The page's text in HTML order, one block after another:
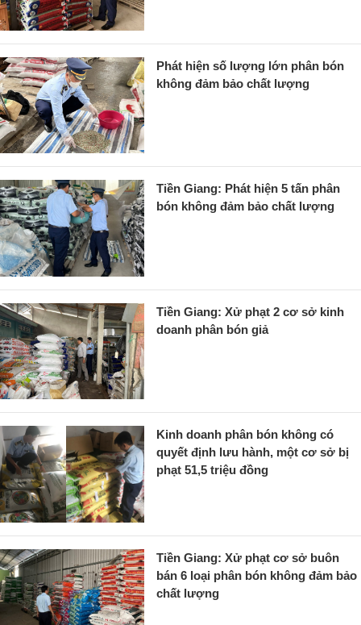
Phát hiện số lượng lớn phân bón
không đảm bảo chất lượng
Tiền Giang: Phát hiện 5 tấn phân
bón không đảm bảo chất lượng
Tiền Giang: Xử phạt 2 cơ sở kinh
doanh phân bón giả
Kinh doanh phân bón không có
quyết định lưu hành, một cơ sở bị
phạt 51,5 triệu đồng
Tiền Giang: Xử phạt cơ sở buôn
bán 6 loại phân bón không đảm bảo
chất lượng